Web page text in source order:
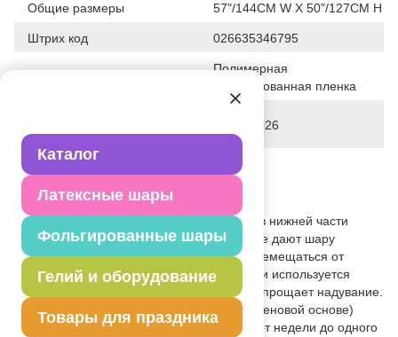
Каталог
Латексные шары
Фольгированные шары
Гелий и оборудование
Товары для праздника
Общие размеры 57"/144CM W X 50"/127CM H
Штрих код 026635346795
Полимерная
фольгированная пленка
элемента
26-03-2026
Вес 50.000 г
Описание товара
Ходячие фигуры наполняются гелием, в нижней части
крепятся небольшие грузики, которые не дают шару
взлететь, но и не мешают свободно перемещаться от
легкого дуновения ветра. При надувании используется
гелий. Имеет встроенный клапан - что упрощает надувание.
Тонкая миларовая (фольга на полиэтиленовой основе)
пленка позволяет шарам не сдуваться от недели до одного